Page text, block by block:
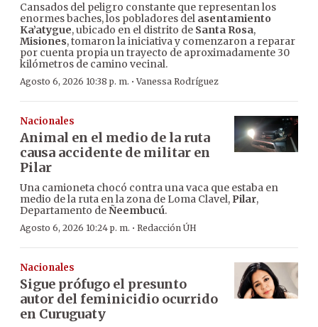
Cansados del peligro constante que representan los
enormes baches, los pobladores del asentamiento
Ka’atygue, ubicado en el distrito de Santa Rosa,
Misiones, tomaron la iniciativa y comenzaron a reparar
por cuenta propia un trayecto de aproximadamente 30
kilómetros de camino vecinal.
Agosto 6, 2026 10:38 p. m. ·Vanessa Rodríguez
Nacionales
Animal en el medio de la ruta
causa accidente de militar en
Pilar
Una camioneta chocó contra una vaca que estaba en
medio de la ruta en la zona de Loma Clavel, Pilar,
Departamento deÑeembucú.
Agosto 6, 2026 10:24 p. m. · Redacción ÚH
Nacionales
Sigue prófugo el presunto
autor del feminicidio ocurrido
en Curuguaty